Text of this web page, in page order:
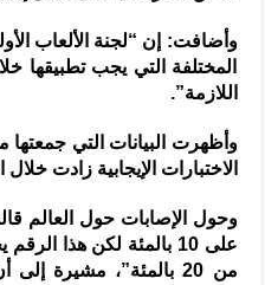
وأضافت: إن “لجنة الألعاب
المختلفة التي يجب تطبيقها
اللازمة”.
الاختبارات الإيجابية زادت خلال
وحول الإصابات حول العالم
على 10 بالمئة لكن هذا
من 20 بالمئة”، مشيرة